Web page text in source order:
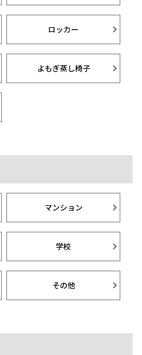
ロッカー
よもぎ蒸し椅子
マンション
学校
その他